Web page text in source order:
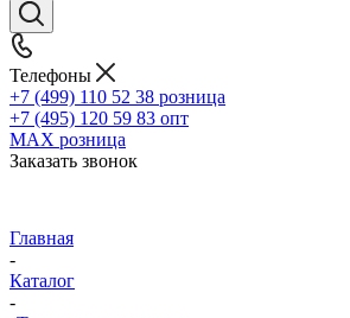
Телефоны
+7 (499) 110 52 38 розница
+7 (495) 120 59 83 опт
MAX розница
Заказать звонок
Главная
-
Каталог
-